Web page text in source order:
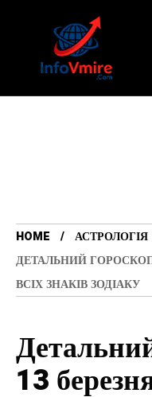
HOME
АСТРОЛОГІЯ
ДЕТАЛЬНИЙ
ВСІХ ЗНАКІВ ЗОДІАКУ
13